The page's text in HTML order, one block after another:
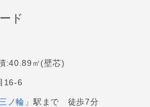
ド
:40.89㎡(壁芯)
16-6
三ノ輪 」駅まで 徒歩7分